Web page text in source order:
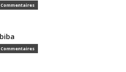
Commentaires
Commentaires